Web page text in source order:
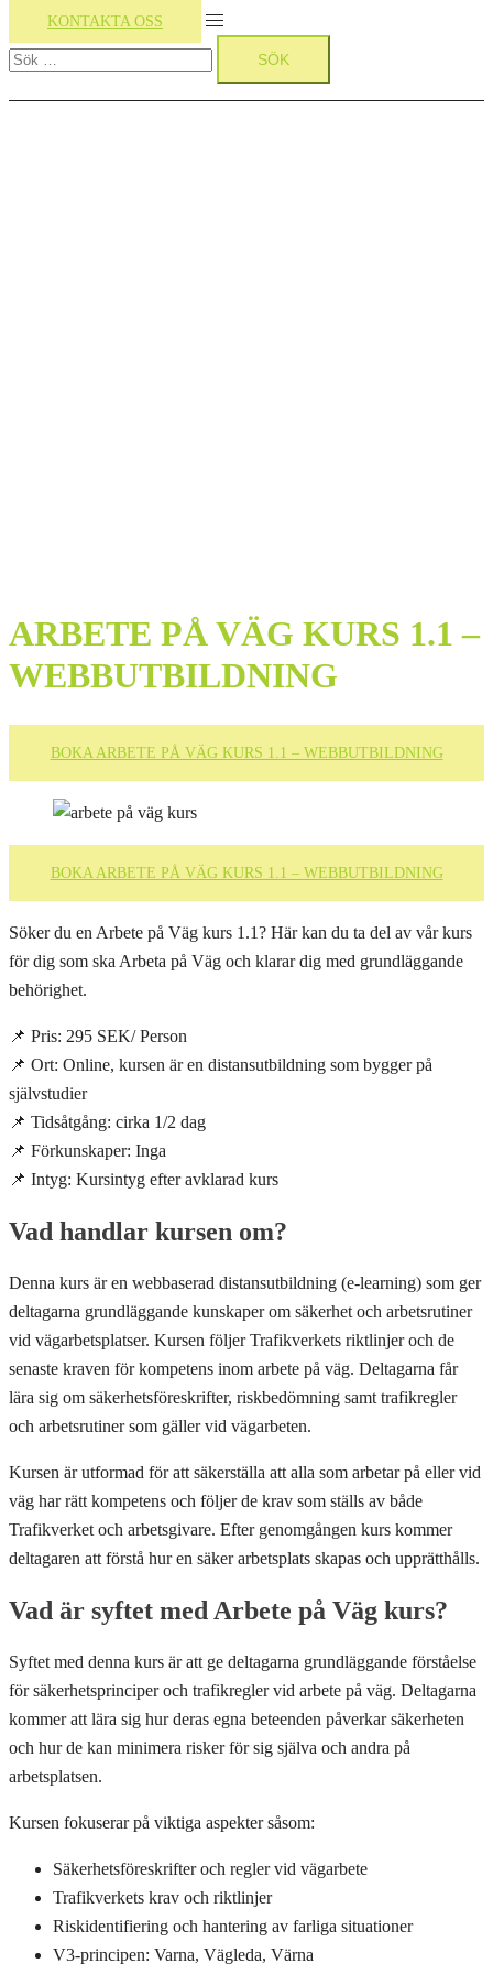
KONTAKTA OSS
Slå
på/av
meny
Sök
efter:
ARBETE PÅ VÄG KURS 1.1 –
WEBBUTBILDNING
BOKA ARBETE PÅ VÄG KURS 1.1 – WEBBUTBILDNING
BOKA ARBETE PÅ VÄG KURS 1.1 – WEBBUTBILDNING
Söker du en Arbete på Väg kurs 1.1? Här kan du ta del av vår kurs
för dig som ska Arbeta på Väg och klarar dig med grundläggande
behörighet.
📌 Pris: 295 SEK/ Person
📌 Ort: Online, kursen är en distansutbildning som bygger på
självstudier
📌 Tidsåtgång: cirka 1/2 dag
📌 Förkunskaper: Inga
📌 Intyg: Kursintyg efter avklarad kurs
Vad handlar kursen om?
Denna kurs är en webbaserad distansutbildning (e-learning) som ger
deltagarna grundläggande kunskaper om säkerhet och arbetsrutiner
vid vägarbetsplatser. Kursen följer Trafikverkets riktlinjer och de
senaste kraven för kompetens inom arbete på väg. Deltagarna får
lära sig om säkerhetsföreskrifter, riskbedömning samt trafikregler
och arbetsrutiner som gäller vid vägarbeten.
Kursen är utformad för att säkerställa att alla som arbetar på eller vid
väg har rätt kompetens och följer de krav som ställs av både
Trafikverket och arbetsgivare. Efter genomgången kurs kommer
deltagaren att förstå hur en säker arbetsplats skapas och upprätthålls.
Vad är syftet med Arbete på Väg kurs?
Syftet med denna kurs är att ge deltagarna grundläggande förståelse
för säkerhetsprinciper och trafikregler vid arbete på väg. Deltagarna
kommer att lära sig hur deras egna beteenden påverkar säkerheten
och hur de kan minimera risker för sig själva och andra på
arbetsplatsen.
Kursen fokuserar på viktiga aspekter såsom:
Säkerhetsföreskrifter och regler vid vägarbete
Trafikverkets krav och riktlinjer
Riskidentifiering och hantering av farliga situationer
V3-principen: Varna, Vägleda, Värna